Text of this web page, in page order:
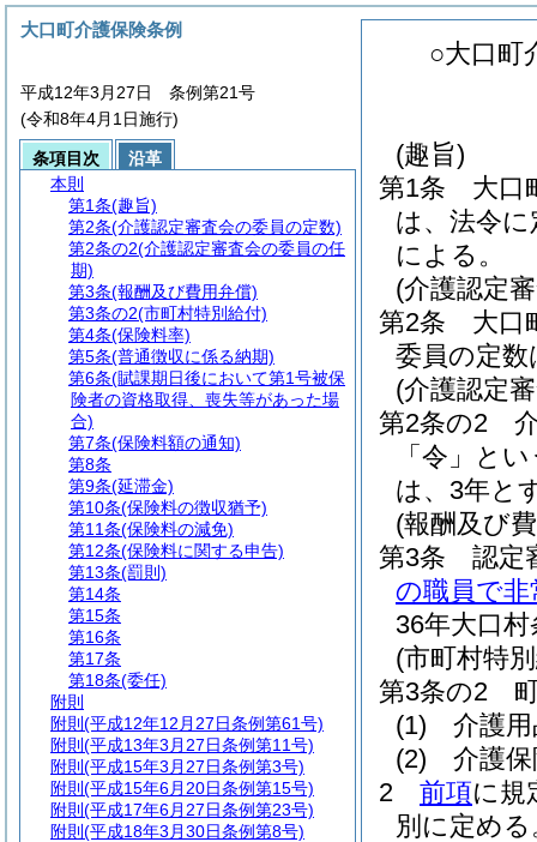
○大口町
(趣旨)
第1条
大口
は、法令
による。
(介護認定
第2条
大口
委員の定
(介護認定
第2条の2
「令」と
は、3年と
(報酬及び
第3条
認定
の職員で
36年大口
(市町村特
第3条の2
(1)
介護
(2)
介護
2
前項に規
別に定める
大口町介護保険条例
平成12年3月27日 条例第21号
(令和8年4月1日施行)
条項目次
沿革
本則
第1条(趣旨)
第2条(介護認定審査会の委員の定数)
第2条の2(介護認定審査会の委員の任
期)
第3条(報酬及び費用弁償)
第3条の2(市町村特別給付)
第4条(保険料率)
第5条(普通徴収に係る納期)
第6条(賦課期日後において第1号被保
険者の資格取得、喪失等があった場
合)
第7条(保険料額の通知)
第8条
第9条(延滞金)
第10条(保険料の徴収猶予)
第11条(保険料の減免)
第12条(保険料に関する申告)
第13条(罰則)
第14条
第15条
第16条
第17条
第18条(委任)
附則
附則 (平成12年12月27日条例第61号)
附則 (平成13年3月27日条例第11号)
附則 (平成15年3月27日条例第3号)
附則 (平成15年6月20日条例第15号)
附則 (平成17年6月27日条例第23号)
附則 (平成18年3月30日条例第8号)